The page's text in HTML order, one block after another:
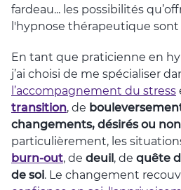
fardeau... les possibilités
l'hypnose thérapeutique
En tant que praticienne en
j’ai choisi de me spécialiser
l’accompagnement du stress
transition, de
changements, désirés ou non
particulièrement, les
burn-out, de deuil, de quête
de soi. Le changement